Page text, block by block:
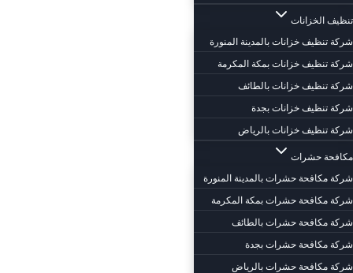
تنظيف الخزانات
شركة تنظيف خزانات بالمدينة المنورة
شركة تنظيف خزانات بمكة المكرمة
شركة تنظيف خزانات بالطائف
شركة تنظيف خزانات بجدة
شركة تنظيف خزانات بالرياض
مكافحة حشرات
شركة مكافحة حشرات بالمدينة المنورة
شركة مكافحة حشرات بمكة المكرمة
شركة مكافحة حشرات بالطائف
شركة مكافحة حشرات بجدة
شركة مكافحة حشرات بالرياض